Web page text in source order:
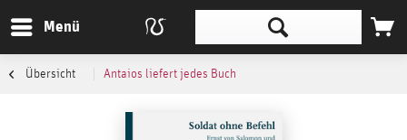
Menü
Übersicht Antaios liefert jedes Buch